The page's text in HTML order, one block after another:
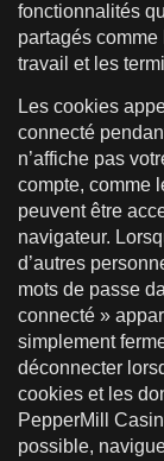
fonctionnalités
partagés
travail et les
Les cookies
connecté
n’affiche pas
compte, comme
peuvent être
navigateur.
d’autres
mots de passe
connecté »
simplement
déconnecter
cookies et les
PepperMill
possible,